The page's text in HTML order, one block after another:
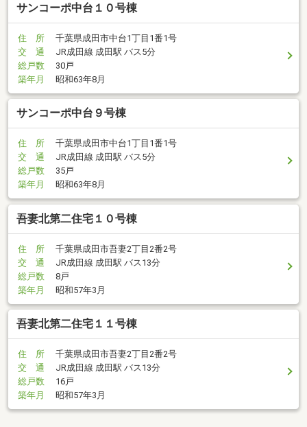
サンコーポ中台１０号棟
住 所
千葉県成田市中台1丁目1番1号
交 通
JR成田線 成田駅 バス5分
総戸数
30戸
築年月
昭和63年8月
サンコーポ中台９号棟
住 所
千葉県成田市中台1丁目1番1号
交 通
JR成田線 成田駅 バス5分
総戸数
35戸
築年月
昭和63年8月
吾妻北第二住宅１０号棟
住 所
千葉県成田市吾妻2丁目2番2号
交 通
JR成田線 成田駅 バス13分
総戸数
8戸
築年月
昭和57年3月
吾妻北第二住宅１１号棟
住 所
千葉県成田市吾妻2丁目2番2号
交 通
JR成田線 成田駅 バス13分
総戸数
16戸
築年月
昭和57年3月